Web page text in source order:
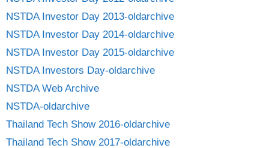
NSTDA Investor Day 2013-oldarchive
NSTDA Investor Day 2014-oldarchive
NSTDA Investor Day 2015-oldarchive
NSTDA Investors Day-oldarchive
NSTDA Web Archive
NSTDA-oldarchive
Thailand Tech Show 2016-oldarchive
Thailand Tech Show 2017-oldarchive